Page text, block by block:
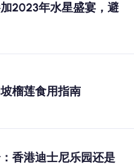
2023年水星盛宴，避
榴莲食用指南
香港迪士尼乐园还是